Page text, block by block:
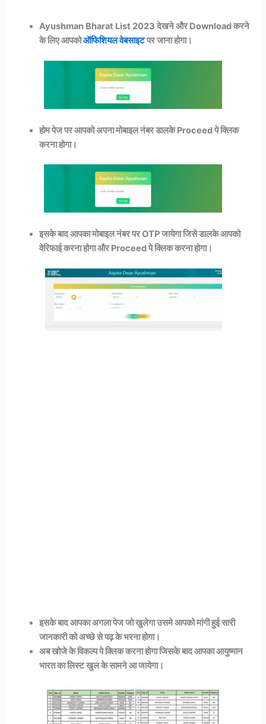
Ayushman Bharat List 2023 देखने और Download करने
के लिए आपकोऑफिशियल वेबसाइटपर जाना होगा।
होम पेज पर आपको अपना मोबाइल नंबर डालके Proceed पे क्लिक
करना होगा।
इसके बाद आपका मोबाइल नंबर पर OTP जायेगा जिसे डालके आपको
वेरिफाई करना होगा और Proceed पे क्लिक करना होगा।
इसके बाद आपका अगला पेज जो खुलेगा उसमे आपको मांगी हुई सारी
जानकारी को अच्छे से पढ़ के भरना होगा।
अब खोजे के विकल्प पे क्लिक करना होगा जिसके बाद आपका आयुष्मान
भारत का लिस्ट खुल के सामने आ जायेगा।